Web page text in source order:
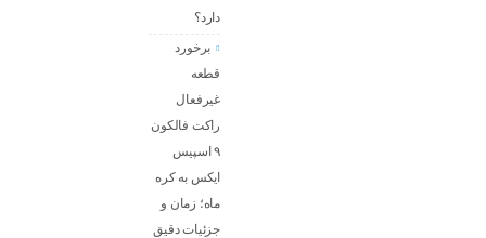
دارد؟
برخورد
قطعه
غیرفعال
راکت فالکون
۹ اسپیس
ایکس به کره
ماه؛ زمان و
جزئیات دقیق